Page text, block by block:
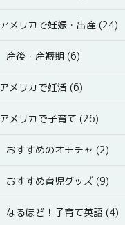
アメリカで妊娠・出産 (24)
産後・産褥期 (6)
アメリカで妊活 (6)
アメリカで子育て (26)
おすすめのオモチャ (2)
おすすめ育児グッズ (9)
なるほど！子育て英語 (4)